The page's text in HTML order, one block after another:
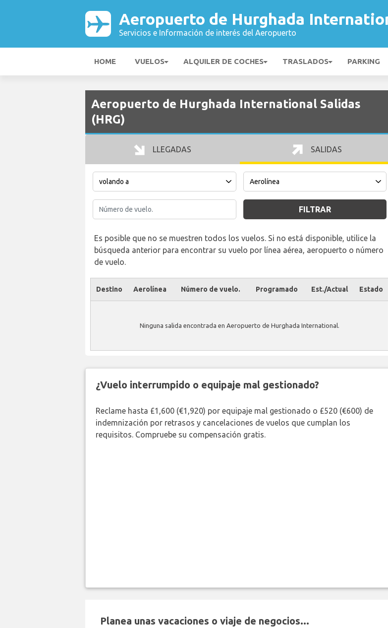
Aeropuerto de Hurghada
Servicios e Información de interés del Aeropuerto
HOME VUELOS ALQUILER DE COCHES TRASLADOS PARKING
Aeropuerto de Hurghada International Salidas
(HRG)
LLEGADAS SALIDAS
FILTRAR
Es posible que no se muestren todos los vuelos. Si no está disponible, utilice la
búsqueda anterior para encontrar su vuelo por línea aérea, aeropuerto o número
de vuelo.
Destino Aerolínea Número de vuelo. Programado Est./Actual Estado
Ninguna salida encontrada en Aeropuerto de Hurghada International.
¿Vuelo interrumpido o equipaje mal gestionado?
Reclame hasta £1,600 (€1,920) por equipaje mal gestionado o £520 (€600) de
indemnización por retrasos y cancelaciones de vuelos que cumplan los
requisitos. Compruebe su compensación gratis.
Planea unas vacaciones o viaje de negocios...